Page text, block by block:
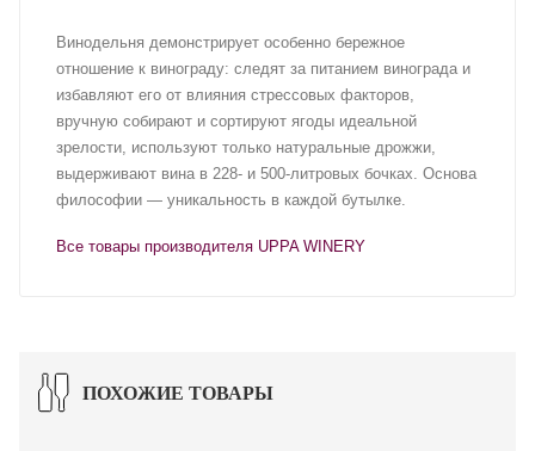
Винодельня демонстрирует особенно бережное
отношение к винограду: следят за питанием винограда и
избавляют его от влияния стрессовых факторов,
вручную собирают и сортируют ягоды идеальной
зрелости, используют только натуральные дрожжи,
выдерживают вина в 228- и 500-литровых бочках. Основа
философии — уникальность в каждой бутылке.
Все товары производителя UPPA WINERY
ПОХОЖИЕ ТОВАРЫ